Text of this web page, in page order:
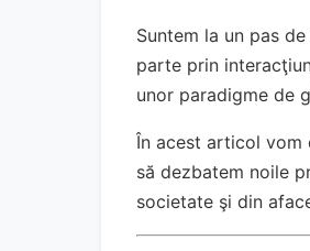
Suntem la un pas
parte prin
unor paradigme de
În acest articol vom
să dezbatem noile
societate şi din